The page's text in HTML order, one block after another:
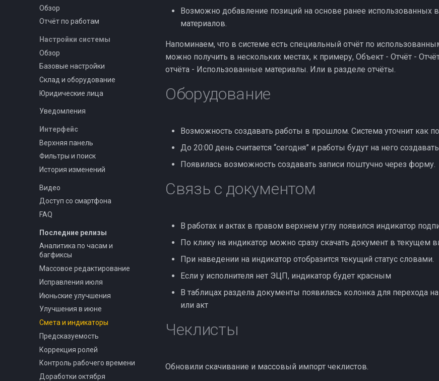
Обзор
Отчёт по работам
Настройки системы
Обзор
Базовые настройки
Склад и оборудование
Юридические лица
Уведомления
Интерфейс
Верхняя панель
Фильтры и поиск
История изменений
Видео
Доступ со смартфона
FAQ
Последние релизы
Аналитика по часам и
багфиксы
Массовое редактирование
Исправления июля
Июньские улучшения
Улучшения в июне
Смета и индикаторы
Предсказуемость
Коррекция ролей
Контроль рабочего времени
Доработки октября
Возможно добавление позиций на основе ранее использованных в
материалов.
Напоминаем, что в системе есть специальный отчёт по
можно получить в нескольких местах, к примеру, Объект - Отчёт -
отчёта - Использованные материалы. Или в разделе отчёты.
Оборудование
Возможность создавать работы в прошлом. Система уточнит как
До 20:00 день считается “сегодня” и работы будут на него
Появилась возможность создавать записи поштучно через форму.
Связь с документом
В работах и актах в правом верхнем углу появился индикатор
По клику на индикатор можно сразу скачать документ в текущем
При наведении на индикатор отобразится текущий статус словами.
Если у исполнителя нет ЭЦП, индикатор будет красным
В таблицах раздела документы появилась колонка для перехода
или акт
Чеклисты
Обновили скачивание и массовый импорт чеклистов.